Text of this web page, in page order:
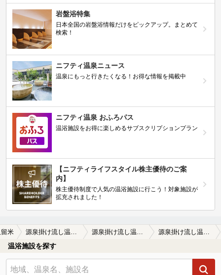
岩盤浴特集
日本全国の岩盤浴情報だけをピックアップ。まとめて
検索！
ニフティ温泉ニュース
温泉にもっと行きたくなる！お得な情報を掲載中
ニフティ温泉 おふろパス
温浴施設をお得に楽しめるサブスクリプションプラン
【ニフティライフスタイル株主優待のご案
内】
株主優待制度で人気の温浴施設に行こう！対象施設が
拡充されました！
米
温浴施設を探す